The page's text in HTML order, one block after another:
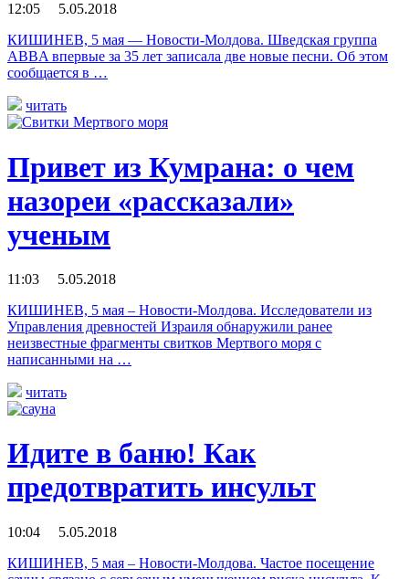
12:05 5.05.2018
КИШИНЕВ, 5 мая — Новости-Молдова. Шведская группа
ABBA впервые за 35 лет записала две новые песни. Об этом
сообщается в …
читать
Привет из Кумрана: о чем
назореи «рассказали»
ученым
11:03 5.05.2018
КИШИНЕВ, 5 мая – Новости-Молдова. Исследователи из
Управления древностей Израиля обнаружили ранее
неизвестные фрагменты свитков Мертвого моря с
написанными на …
читать
Идите в баню! Как
предотвратить инсульт
10:04 5.05.2018
КИШИНЕВ, 5 мая – Новости-Молдова. Частое посещение